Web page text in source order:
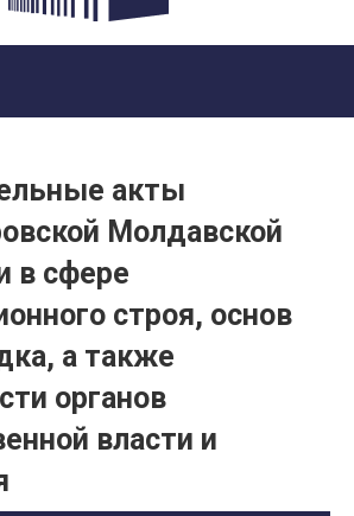
акты
Молдавской
в сфере
строя, основ
а также
органов
власти и